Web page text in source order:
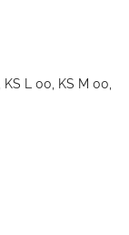
L 00, KS M 00,